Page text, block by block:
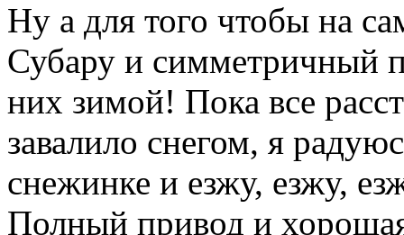
Ну а для того чтобы на
Субару и симметричный
них зимой! Пока все
завалило снегом, я
снежинке и езжу, езжу,
Полный привод и